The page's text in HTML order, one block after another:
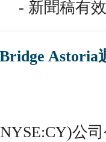
- 新聞稿有
Astoria
公